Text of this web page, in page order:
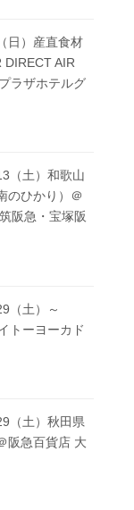
日）産直食材
DIRECT AIR
ラザホテルグ
（土）和歌山
のひかり）＠
阪急・宝塚阪
（土）～
トーヨーカド
（土）秋田県
阪急百貨店 大